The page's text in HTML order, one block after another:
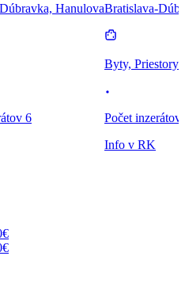
Hanulova
6
Bratislava-
Byty, Priestory
Počet inzerátov
Info v RK